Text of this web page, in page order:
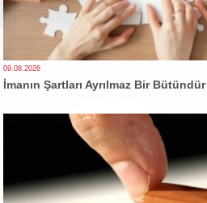
09.08.2026
İmanın Şartları Ayrılmaz Bir Bütündür